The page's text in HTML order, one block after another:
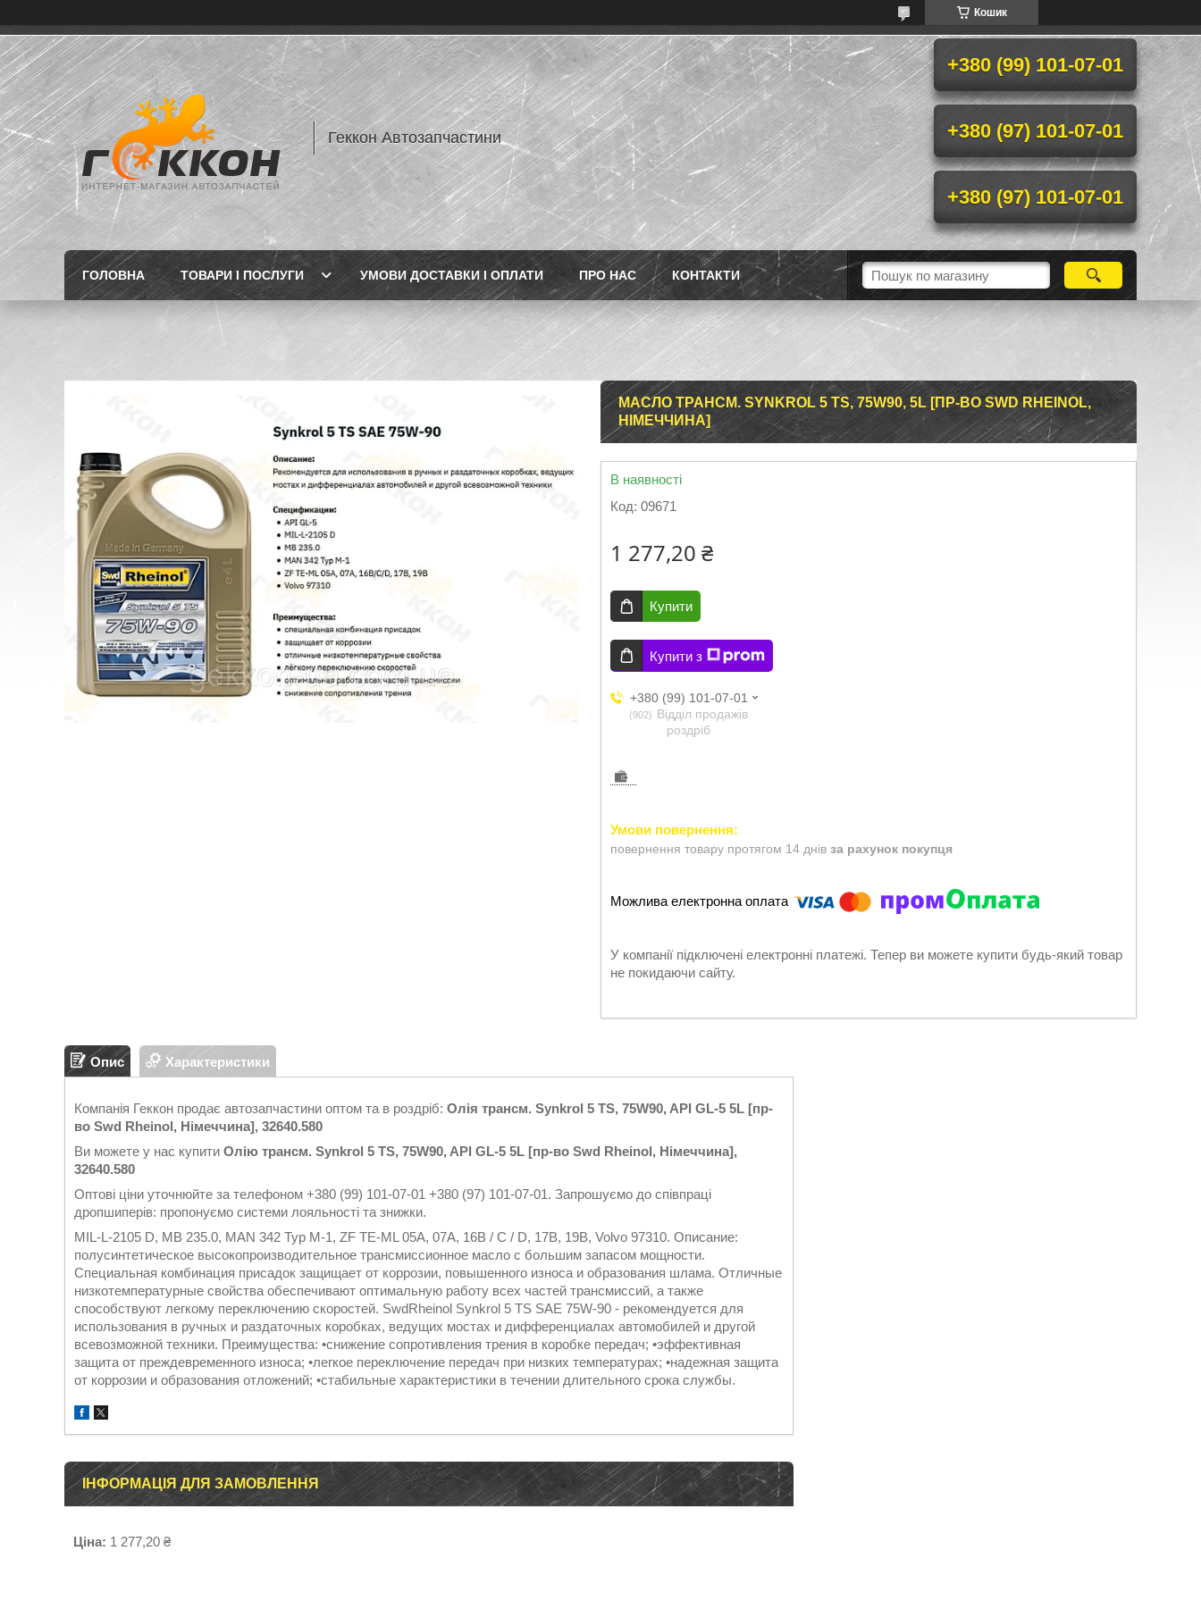
Кошик
Геккон Автозапчастини
+380 (99) 101-07-01
+380 (97) 101-07-01
+380 (97) 101-07-01
ГОЛОВНА ТОВАРИ І ПОСЛУГИ УМОВИ ДОСТАВКИ І ОПЛАТИ ПРО НАС КОНТАКТИ
МАСЛО ТРАНСМ. SYNKROL 5 TS, 75W90, 5L [ПР-ВО SWD RHEINOL,
НІМЕЧЧИНА]
В наявності
Код: 09671
1 277,20 ₴
Купити
Купити з
+380 (99) 101-07-01
902
Відділ продажів
роздріб
повернення товару протягом 14 днів за рахунок покупця
У компанії підключені електронні платежі. Тепер ви можете купити будь-який товар
не покидаючи сайту.
Опис Характеристики
Компанія Геккон продає автозапчастини оптом та в роздріб: Олія трансм. Synkrol 5 TS, 75W90, API GL-5 5L [пр-
во Swd Rheinol, Німеччина], 32640.580
Ви можете у нас купити Олію трансм. Synkrol 5 TS, 75W90, API GL-5 5L [пр-во Swd Rheinol, Німеччина],
32640.580
Оптові ціни уточнюйте за телефоном +380 (99) 101-07-01 +380 (97) 101-07-01. Запрошуємо до співпраці
дропшиперів: пропонуємо системи лояльності та знижки.
MIL-L-2105 D, MB 235.0, MAN 342 Typ M-1, ZF TE-ML 05A, 07A, 16B / C / D, 17B, 19B, Volvo 97310. Описание:
полусинтетическое высокопроизводительное трансмиссионное масло с большим запасом мощности.
Специальная комбинация присадок защищает от коррозии, повышенного износа и образования шлама. Отличные
низкотемпературные свойства обеспечивают оптимальную работу всех частей трансмиссий, а также
способствуют легкому переключению скоростей. SwdRheinol Synkrol 5 TS SAE 75W-90 - рекомендуется для
использования в ручных и раздаточных коробках, ведущих мостах и дифференциалах автомобилей и другой
всевозможной техники. Преимущества: •снижение сопротивления трения в коробке передач; •эффективная
защита от преждевременного износа; •легкое переключение передач при низких температурах; •надежная защита
от коррозии и образования отложений; •стабильные характеристики в течении длительного срока службы.
ІНФОРМАЦІЯ ДЛЯ ЗАМОВЛЕННЯ
Ціна: 1 277,20 ₴